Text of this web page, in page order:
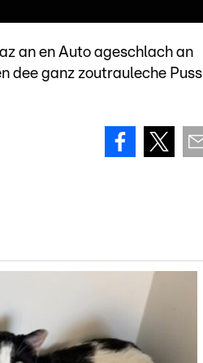
an en Auto ageschlach an
dee ganz zoutrauleche Puss